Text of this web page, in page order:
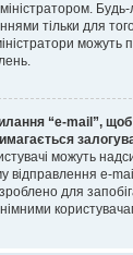
тільки для
можуть
“e-mail”,
можуть
e-
для